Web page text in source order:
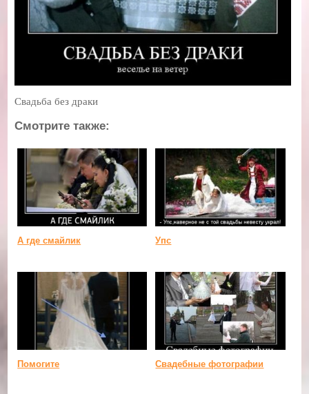
Свадьба без драки
Смотрите также:
А где смайлик Упс
Помогите Свадебные фотографии